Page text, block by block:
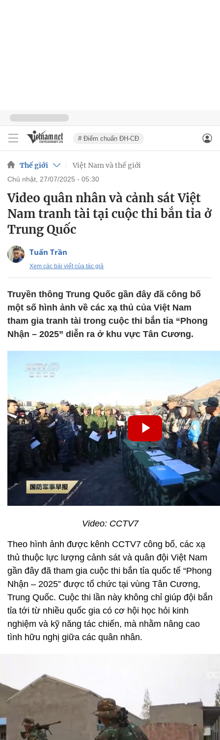
# Điểm chuẩn ĐH-CĐ
Thế giới Việt Nam và thế giới
chủ nhật, 27/07/2025 - 05:30
Video quân nhân và cảnh sát Việt
Nam tranh tài tại cuộc thi bắn tỉa ở
Trung Quốc
Tuấn Trần
Xem các bài viết của tác giả
Truyền thông Trung Quốc gần đây đã công bố
một số hình ảnh về các xạ thủ của Việt Nam
tham gia tranh tài trong cuộc thi bắn tỉa “Phong
Nhận – 2025” diễn ra ở khu vực Tân Cương.
Video: CCTV7
Theo hình ảnh được kênh CCTV7 công bố, các xạ
thủ thuộc lực lượng cảnh sát và quân đội Việt Nam
gần đây đã tham gia cuộc thi bắn tỉa quốc tế “Phong
Nhận – 2025” được tổ chức tại vùng Tân Cương,
Trung Quốc. Cuộc thi lần này không chỉ giúp đội bắn
tỉa tới từ nhiều quốc gia có cơ hội học hỏi kinh
nghiệm và kỹ năng tác chiến, mà nhằm nâng cao
tình hữu nghị giữa các quân nhân.